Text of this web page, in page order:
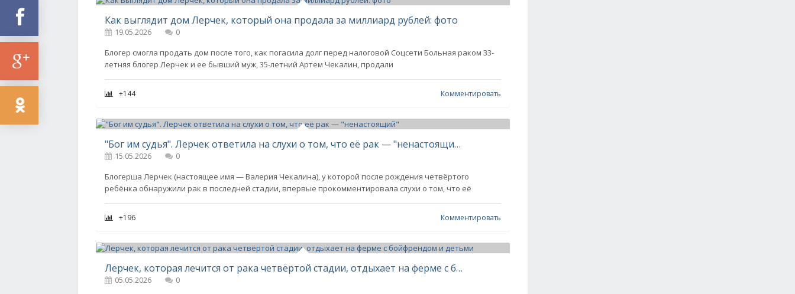
Как выглядит дом Лерчек, который она продала за миллиард рублей: фото
19.05.2026
0
Блогер смогла продать дом после того, как погасила долг перед налоговой Соцсети Больная раком 33-
летняя блогер Лерчек и ее бывший муж, 35-летний Артем Чекалин, продали
+144 Комментировать
"Бог им судья". Лерчек ответила на слухи о том, что её рак — "ненастоящий"
15.05.2026
0
Блогерша Лерчек (настоящее имя — Валерия Чекалина), у которой после рождения четвёртого
ребёнка обнаружили рак в последней стадии, впервые прокомментировала слухи о том, что её
+196 Комментировать
Лерчек, которая лечится от рака четвёртой стадии, отдыхает на ферме с бойфрендом и детьми
05.05.2026
0